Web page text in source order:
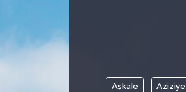
Aşkale Aziziye